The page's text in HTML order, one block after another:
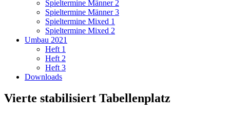
Spieltermine Männer 2
Spieltermine Männer 3
Spieltermine Mixed 1
Spieltermine Mixed 2
Umbau 2021
Heft 1
Heft 2
Heft 3
Downloads
Vierte stabilisiert Tabellenplatz